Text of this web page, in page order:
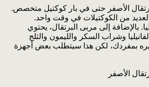
الأصفر حتى في بار كوكتيل متخصص.
من الكوكتيلات في وقت واحد.
بالإضافة إلى مربى البرتقال، يحتوي
وشراب السكر والليمون والثلج
بمفردك، لكن هذا سيتطلب بعض أجهزة
الأصفر